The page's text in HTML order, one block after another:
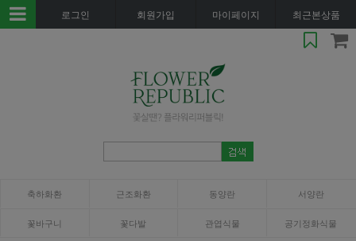
로그인 회원가입 마이페이지 최근본상품
축하화환 근조화환 동양란 서양란
꽃바구니 꽃다발 관엽식물 공기정화식물